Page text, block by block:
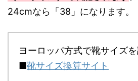
24cmなら「38」になります。
ヨーロッパ方式で靴サイズ
■靴サイズ換算サイト